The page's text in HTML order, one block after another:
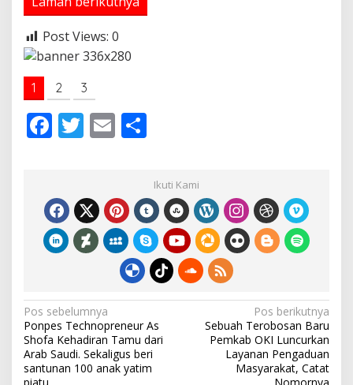
Post Views: 0
1 2 3
F
b
o
o
T
er
E
l
ar
eIkuti Kami
N
a
v
Pos sebelumnya
Ponpes Technopreneur As
Shofa Kehadiran Tamu dari
Arab Saudi. Sekaligus beri
santunan 100 anak yatim
piatu
Pos berikutnya
Sebuah Terobosan Baru
Pemkab OKI Luncurkan
Layanan Pengaduan
Masyarakat, Catat
Nomornya